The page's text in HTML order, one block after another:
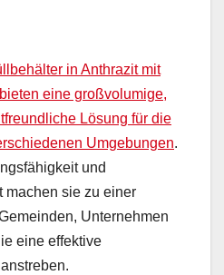
in Anthrazit mit
eine großvolumige,
Lösung für die
Umgebungen.
und
machen sie zu einer
Unternehmen
eine effektive